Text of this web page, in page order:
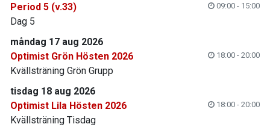
Period 5 (v.33)
09:00 - 15:00
Dag 5
måndag 17 aug 2026
Optimist Grön Hösten 2026
18:00 - 20:00
Kvällsträning Grön Grupp
tisdag 18 aug 2026
Optimist Lila Hösten 2026
18:00 - 20:00
Kvällsträning Tisdag